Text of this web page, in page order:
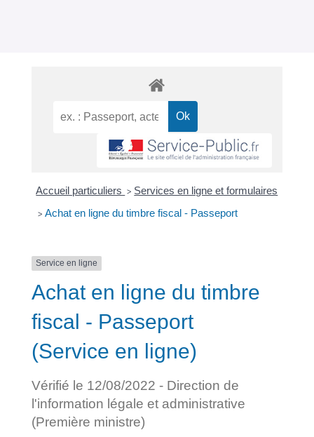
Accueil particuliers > Services en ligne et formulaires
> Achat en ligne du timbre fiscal - Passeport
Service en ligne
Achat en ligne du timbre
fiscal - Passeport
(Service en ligne)
Vérifié le 12/08/2022 - Direction de
l'information légale et administrative
(Première ministre)